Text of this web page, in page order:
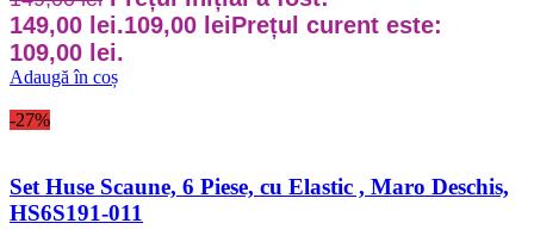
149,00 lei.109,00 leiPrețul curent este:
109,00 lei.
Adaugă în coș
-27%
Set Huse Scaune, 6 Piese, cu Elastic , Maro Deschis,
HS6S191-011